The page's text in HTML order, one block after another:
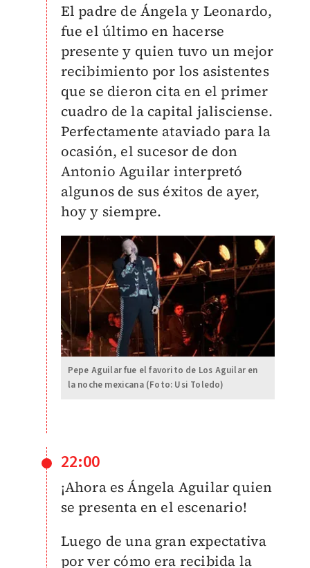
El padre de Ángela y Leonardo,
fue el último en hacerse
presente y quien tuvo un mejor
recibimiento por los asistentes
que se dieron cita en el primer
cuadro de la capital jalisciense.
Perfectamente ataviado para la
ocasión, el sucesor de don
Antonio Aguilar interpretó
algunos de sus éxitos de ayer,
hoy y siempre.
Pepe Aguilar fue el favorito de Los Aguilar en
la noche mexicana (Foto: Usi Toledo)
22:00
¡Ahora es Ángela Aguilar quien
se presenta en el escenario!
Luego de una gran expectativa
por ver cómo era recibida la